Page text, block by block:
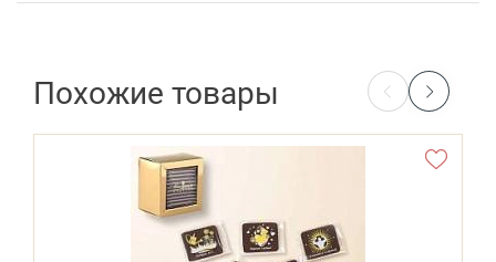
Похожие товары